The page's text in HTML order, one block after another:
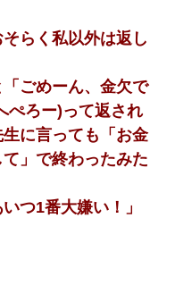
らく私以外は返し
ごめーん、金欠で
ぺろー)って返され
に言っても「お金
」で終わったみた
つ1番大嫌い！」